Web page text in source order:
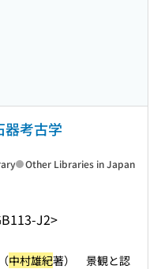
器考古学
J2>
Other Libraries in Japan
中村雄紀著） 景観と認